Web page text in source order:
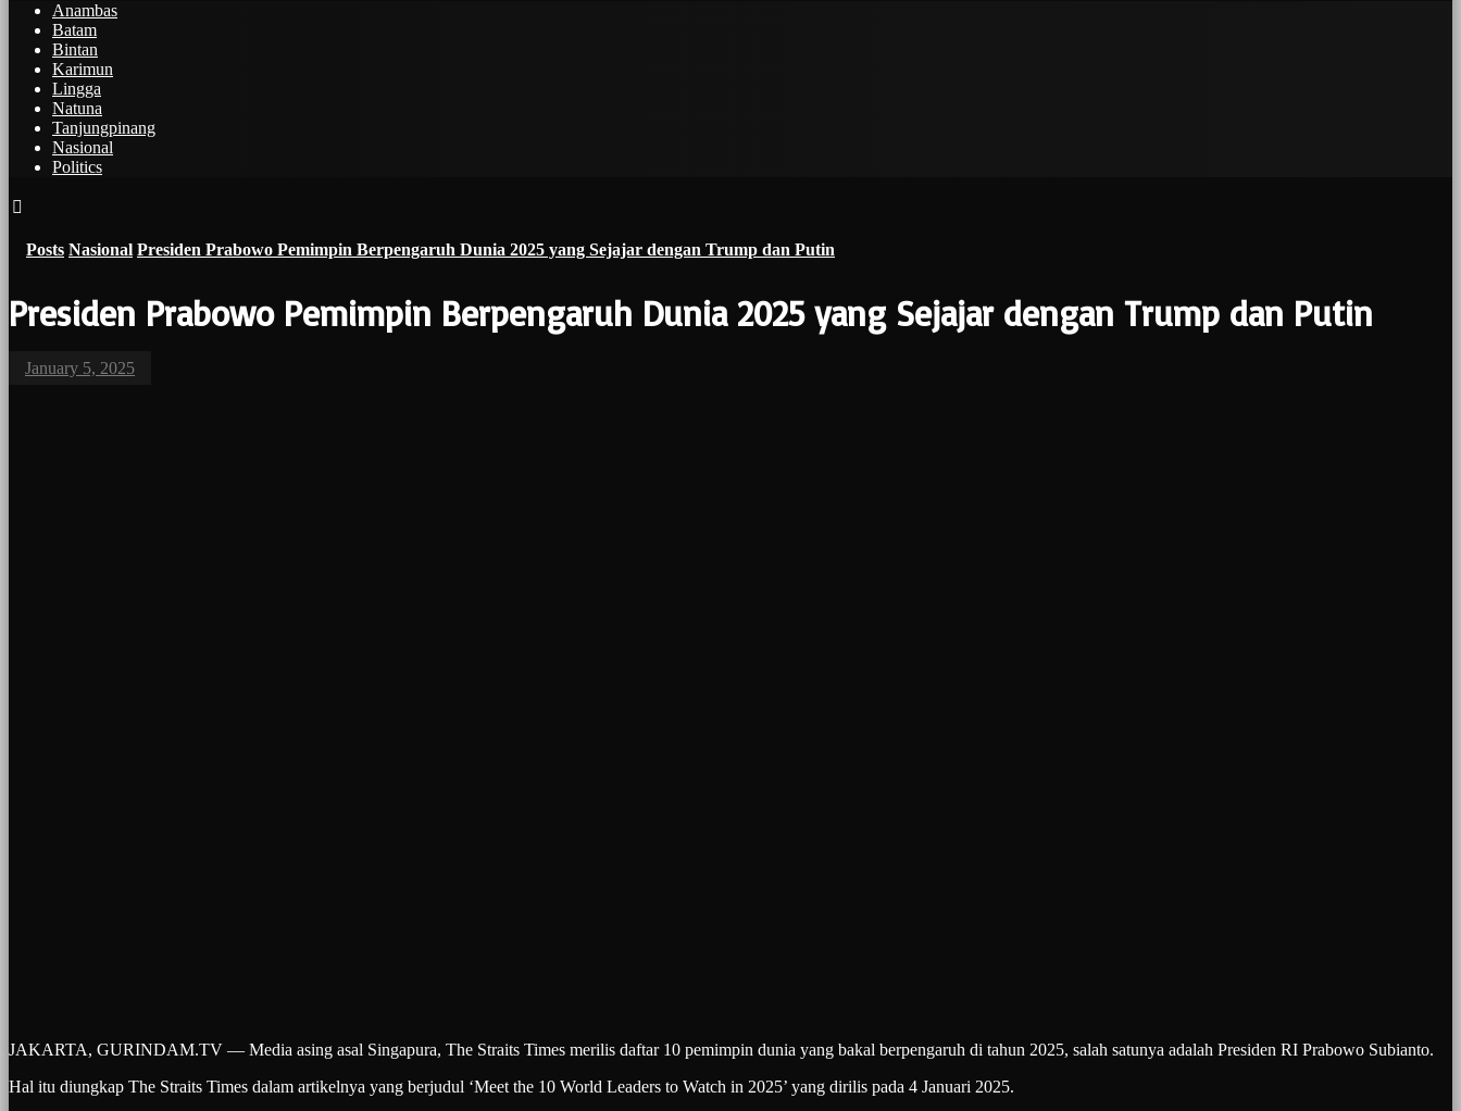
Anambas
Batam
Bintan
Karimun
Lingga
Natuna
Tanjungpinang
Nasional
Politics
Posts Nasional Presiden Prabowo Pemimpin Berpengaruh Dunia 2025 yang Sejajar dengan Trump dan Putin
Presiden Prabowo Pemimpin Berpengaruh Dunia 2025 yang Sejajar dengan Trump dan Putin
January 5, 2025
JAKARTA, GURINDAM.TV — Media asing asal Singapura, The Straits Times merilis daftar 10 pemimpin dunia yang bakal berpengaruh di tahun 2025, salah satunya adalah Presiden RI Prabowo Subianto.
Hal itu diungkap The Straits Times dalam artikelnya yang berjudul ‘Meet the 10 World Leaders to Watch in 2025’ yang dirilis pada 4 Januari 2025.